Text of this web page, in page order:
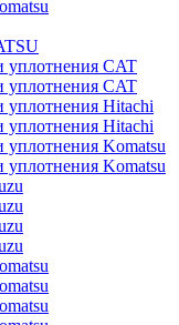
уплотнения CAT
уплотнения CAT
уплотнения Hitachi
уплотнения Hitachi
Komatsu
Komatsu